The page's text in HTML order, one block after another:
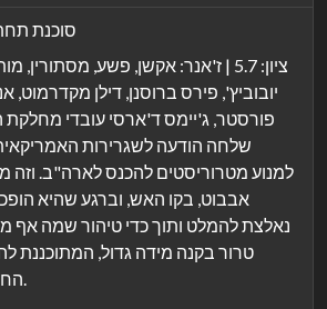
סוכנת תחת
ציון: 5.7 | ז'אנר: אקשן, פשע,
יובוביץ', פירס ברוסנן, דילן
פורסטר, ג'יימס ד'ארסי עובדי מחלקת
שלחה הודעה לשגרירות
למנוע מטרוריסטים להכנס לארה"ב. וזה
אבבוט, בקו האש, וברגע שהיא
נאלצת להמלט ותוך כדי טיהור שמה אף
טרור בקנה מידה גדול, המתוכננת
החדשה בטיימס סקוור.